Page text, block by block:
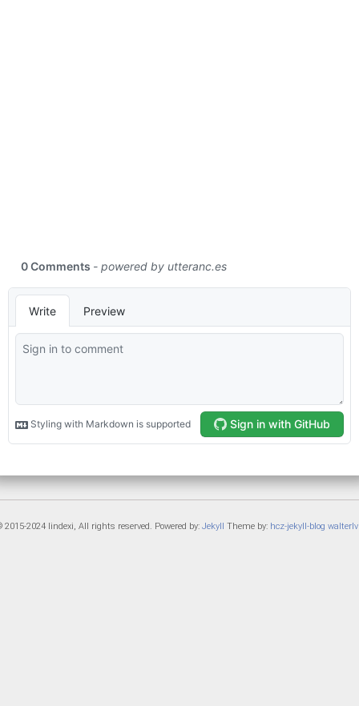
2015-2024 lindexi, All rights reserved. Powered by: Jekyll Theme by: hcz-jekyll-blog walterlv